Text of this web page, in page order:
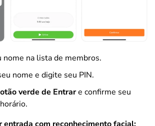
nome na lista de membros.
nome e digite seu PIN.
verde de Entrare confirme seu